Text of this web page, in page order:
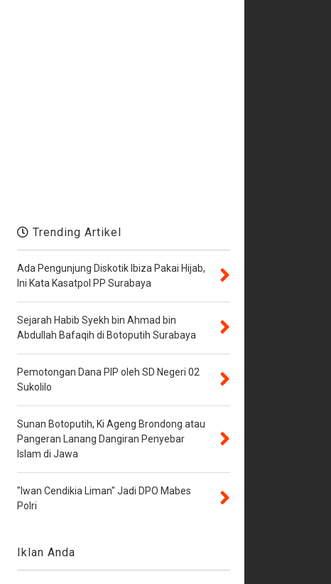
Trending Artikel
Ada Pengunjung Diskotik Ibiza Pakai Hijab,
Ini Kata Kasatpol PP Surabaya
Sejarah Habib Syekh bin Ahmad bin
Abdullah Bafaqih di Botoputih Surabaya
Pemotongan Dana PIP oleh SD Negeri 02
Sukolilo
Sunan Botoputih, Ki Ageng Brondong atau
Pangeran Lanang Dangiran Penyebar
Islam di Jawa
"Iwan Cendikia Liman" Jadi DPO Mabes
Polri
Iklan Anda